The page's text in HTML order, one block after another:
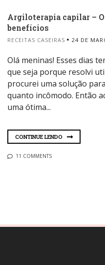
Argiloterapia capilar –
benefícios
RECEITAS CASEIRAS 24 DE
Olá meninas! Esses dias
que seja porque resolvi
procurei uma solução
quanto incômodo. Então
uma ótima...
CONTINUE LENDO
11 COMMENTS